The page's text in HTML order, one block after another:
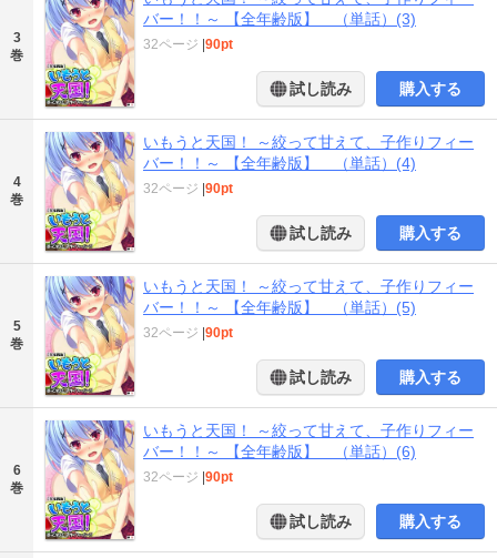
3
巻
バー！！～ 【全年齢版】 （単話）(3)
32ページ |90pt
試し読み 購入する
4
巻
いもうと天国！ ～絞って甘えて、子作りフィー
バー！！～ 【全年齢版】 （単話）(4)
32ページ |90pt
試し読み 購入する
5
巻
いもうと天国！ ～絞って甘えて、子作りフィー
バー！！～ 【全年齢版】 （単話）(5)
32ページ |90pt
試し読み 購入する
6
巻
いもうと天国！ ～絞って甘えて、子作りフィー
バー！！～ 【全年齢版】 （単話）(6)
32ページ |90pt
試し読み 購入する